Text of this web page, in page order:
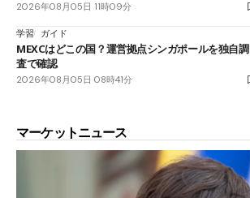
2026年08月05日 11時09分
学習 ガイド
MEXCはどこの国？運営拠点シンガポールを独自調
査で確認
2026年08月05日 08時41分
マーケットニュース